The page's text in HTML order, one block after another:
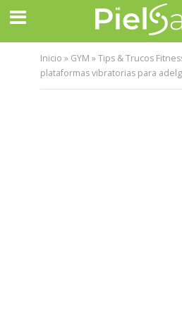
Inicio » GYM »Tips & Trucos
plataformas vibratorias para